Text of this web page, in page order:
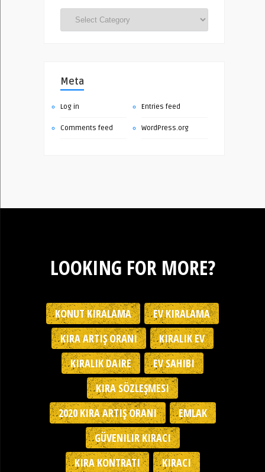
Meta
Log in Entries feed
Comments feed WordPress.org
LOOKING FOR MORE?
KONUT KIRALAMA
EV KIRALAMA
KIRA ARTIŞ ORANI
KIRALIK EV
KIRALIK DAIRE
EV SAHIBI
KIRA SÖZLEŞMESI
2020 KIRA ARTIŞ ORANI
EMLAK
GÜVENILIR KIRACI
KIRA KONTRATI
KIRACI